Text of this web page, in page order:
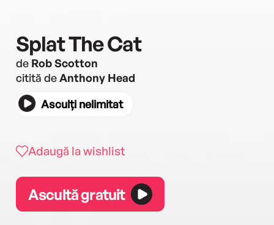
Splat The Cat
de Rob Scotton
citită deAnthony Head
Asculți nelimitat
Adaugă la wishlist
Ascultă gratuit